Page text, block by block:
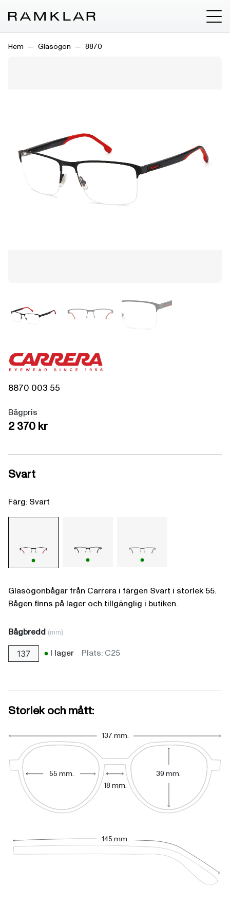
Hem Glasögon 8870
8870 003 55
Bågpris
2 370 kr
Svart
Färg: Svart
Glasögonbågar från Carrera i färgen Svart i storlek 55.
Bågen finns på lager och tillgänglig i butiken.
Bågbredd (mm)
137 I lager Plats: C25
Storlek och mått:
18 mm.
55 mm. 39 mm.
137 mm.
145 mm.